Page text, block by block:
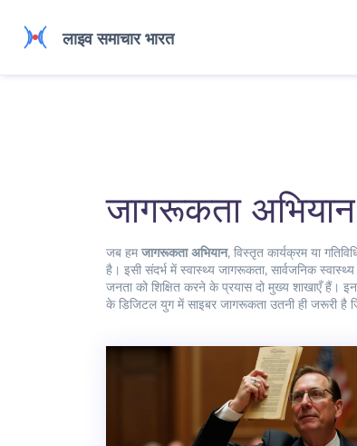
जागरूकता
जब हमजागरूकता अभियान, विस्तृत कार्यक्रम या
है। इसी संदर्भ मेंस्वास्थ्य जागरूकता, सार्वजनिक
जनता को शिक्षित करने के प्रयासदो मुख्य शाखाएँ हैं।
के डिजिटल युग में साइबर जागरूकता उतनी ही जरूरी है